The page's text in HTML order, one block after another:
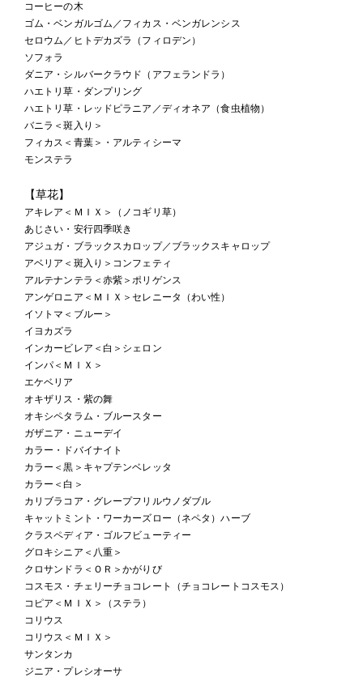
コーヒーの木
ゴム・ベンガルゴム／フィカス・ベンガレンシス
セロウム／ヒトデカズラ（フィロデン）
ソフォラ
ダニア・シルバークラウド（アフェランドラ）
ハエトリ草・ダンプリング
ハエトリ草・レッドピラニア／ディオネア（食虫植物）
バニラ＜斑入り＞
フィカス＜青葉＞・アルティシーマ
モンステラ
【草花】
アキレア＜ＭＩＸ＞（ノコギリ草）
あじさい・安行四季咲き
アジュガ・ブラックスカロップ／ブラックスキャロップ
アベリア＜斑入り＞コンフェティ
アルテナンテラ＜赤紫＞ポリゲンス
アンゲロニア＜ＭＩＸ＞セレニータ（わい性）
イソトマ＜ブルー＞
イヨカズラ
インカービレア＜白＞シェロン
インパ＜ＭＩＸ＞
エケベリア
オキザリス・紫の舞
オキシペタラム・ブルースター
ガザニア・ニューデイ
カラー・ドバイナイト
カラー＜黒＞キャプテンベレッタ
カラー＜白＞
カリブラコア・グレープフリルウノダブル
キャットミント・ワーカーズロー（ネペタ）ハーブ
クラスペディア・ゴルフビューティー
グロキシニア＜八重＞
クロサンドラ＜ＯＲ＞かがりび
コスモス・チェリーチョコレート（チョコレートコスモス）
コピア＜ＭＩＸ＞（ステラ）
コリウス
コリウス＜ＭＩＸ＞
サンタンカ
ジニア・プレシオーサ